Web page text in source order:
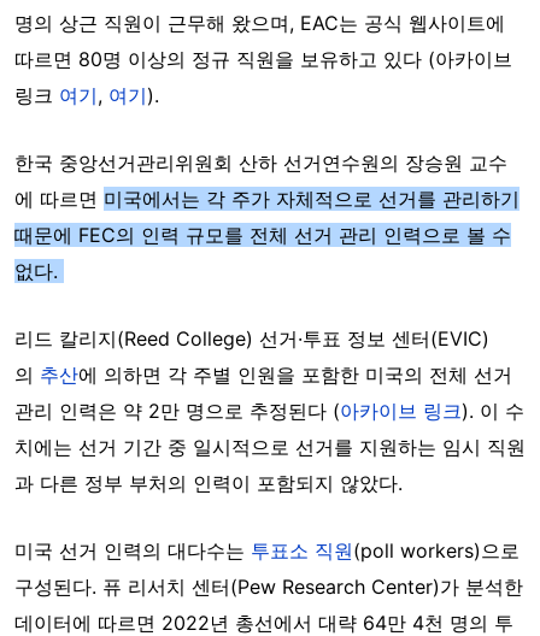
명의 상근 직원이 근무해 왔으며, EAC는 공식 웹사이트에
따르면 80명 이상의 정규 직원을 보유하고 있다 (아카이브
링크 여기, 여기).
한국 중앙선거관리위원회 산하 선거연수원의 장승원 교수
에 따르면 미국에서는 각 주가 자체적으로 선거를 관리하기
때문에 FEC의 인력 규모를 전체 선거 관리 인력으로 볼 수
없다.
리드 칼리지(Reed College) 선거·투표 정보 센터(EVIC)
의 추산에 의하면 각 주별 인원을 포함한 미국의 전체 선거
관리 인력은 약 2만 명으로 추정된다 (아카이브 링크). 이 수
치에는 선거 기간 중 일시적으로 선거를 지원하는 임시 직원
과 다른 정부 부처의 인력이 포함되지 않았다.
미국 선거 인력의 대다수는 투표소 직원(poll workers)으로
구성된다. 퓨 리서치 센터(Pew Research Center)가 분석한
데이터에 따르면 2022년 총선에서 대략 64만 4천 명의 투